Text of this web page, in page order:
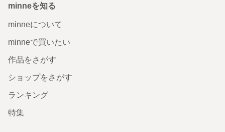
minneを知る
minneについて
minneで買いたい
作品をさがす
ショップをさがす
ランキング
特集